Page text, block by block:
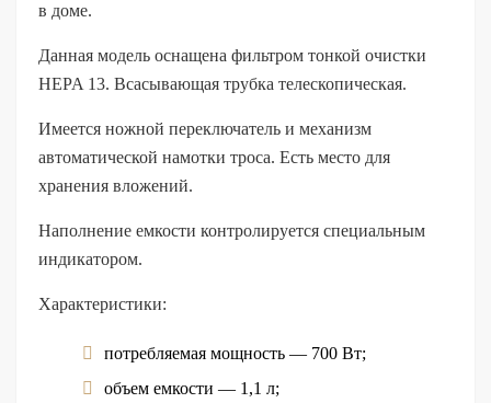
в доме.
Данная модель оснащена фильтром тонкой очистки
HEPA 13. Всасывающая трубка телескопическая.
Имеется ножной переключатель и механизм
автоматической намотки троса. Есть место для
хранения вложений.
Наполнение емкости контролируется специальным
индикатором.
Характеристики:
потребляемая мощность — 700 Вт;
объем емкости — 1,1 л;